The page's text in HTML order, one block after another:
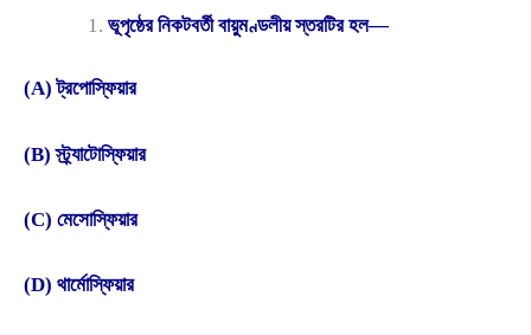
ভূপৃষ্ঠের নিকটবর্তী বায়ুমণ্ডলীয় স্তরটির হল—
(A) ট্রপোস্ফিয়ার
(B) স্ট্র্যাটোস্ফিয়ার
(C) মেসোস্ফিয়ার
(D) থার্মোস্ফিয়ার